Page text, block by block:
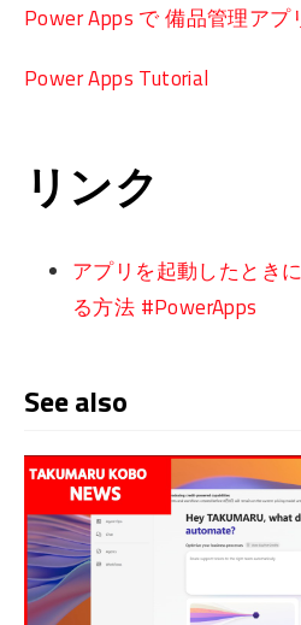
Power Apps で 備品管理アプ
Power Apps Tutorial
リンク
アプリを起動したとき
る方法 #PowerApps
See also